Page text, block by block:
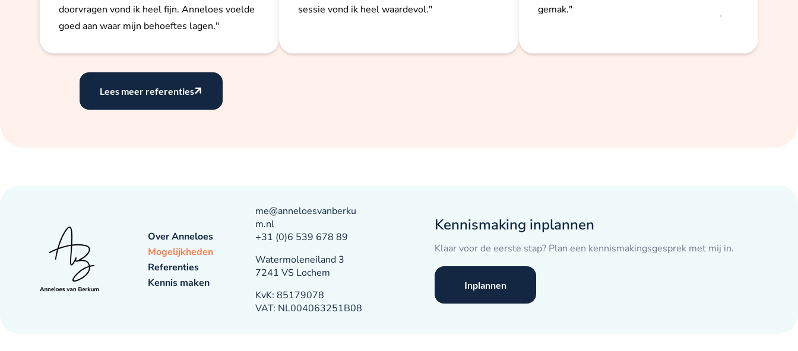
doorvragen vond ik heel fijn. Anneloes voelde
goed aan waar mijn behoeftes lagen."
sessie vond ik heel waardevol."
gemak."
Lees meer referenties
Over Anneloes
Mogelijkheden
Referenties
Kennis maken
me@anneloesvanberku
m.nl
+31 (0)6 539 678 89
Watermoleneiland 3
7241 VS Lochem
KvK: 85179078
VAT: NL004063251B08
Kennismaking inplannen
Klaar voor de eerste stap? Plan een kennismakingsgesprek met mij in.
Inplannen